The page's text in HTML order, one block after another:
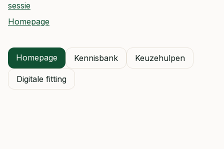
sessie
Homepage
Homepage Kennisbank Keuzehulpen
Digitale fitting